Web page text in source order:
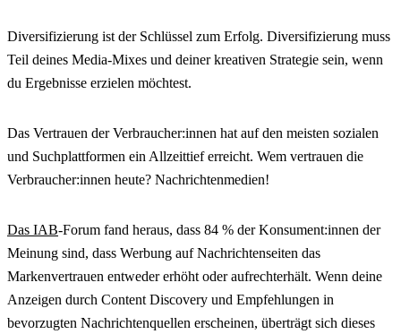
Diversifizierung ist der Schlüssel zum Erfolg. Diversifizierung muss
Teil deines Media-Mixes und deiner kreativen Strategie sein, wenn
du Ergebnisse erzielen möchtest.
Das Vertrauen der Verbraucher:innen hat auf den meisten sozialen
und Suchplattformen ein Allzeittief erreicht. Wem vertrauen die
Verbraucher:innen heute? Nachrichtenmedien!
Das IAB-Forum fand heraus, dass 84 % der Konsument:innen der
Meinung sind, dass Werbung auf Nachrichtenseiten das
Markenvertrauen entweder erhöht oder aufrechterhält. Wenn deine
Anzeigen durch Content Discovery und Empfehlungen in
bevorzugten Nachrichtenquellen erscheinen, überträgt sich dieses